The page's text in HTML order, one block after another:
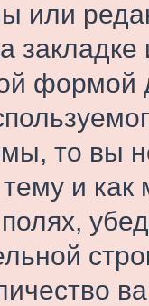
или
формой
то вы
и